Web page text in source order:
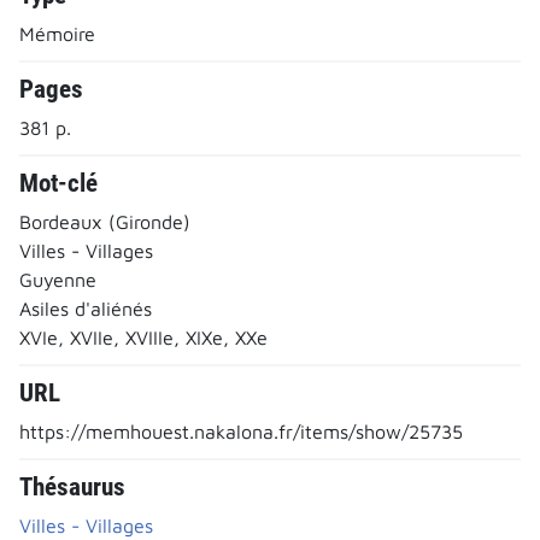
Mémoire
Pages
381 p.
Mot-clé
Bordeaux (Gironde)
Villes - Villages
Guyenne
Asiles d'aliénés
XVIe, XVIIe, XVIIIe, XIXe, XXe
URL
https://memhouest.nakalona.fr/items/show/25735
Thésaurus
Villes - Villages